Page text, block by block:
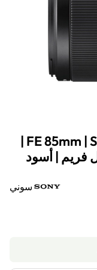
سوني FE 85mm | SEL85F14GM | F1.4 GM |
سوني